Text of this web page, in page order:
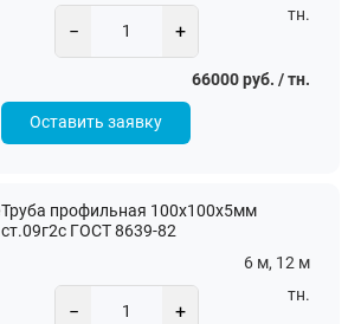
− +
тн.
66000 руб. / тн.
Оставить заявку
Труба профильная 100х100х5мм
ст.09г2с ГОСТ 8639-82
6 м, 12 м
− +
тн.